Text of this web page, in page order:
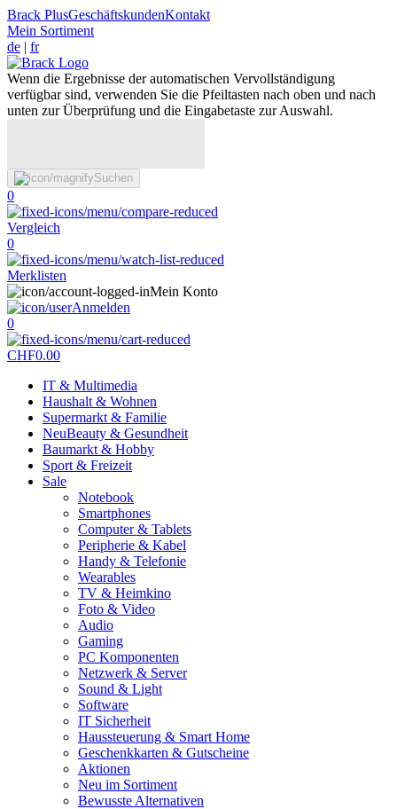
Brack PlusGeschäftskundenKontakt
Mein Sortiment
de | fr
Wenn die Ergebnisse der automatischen Vervollständigung
verfügbar sind, verwenden Sie die Pfeiltasten nach oben und nach
unten zur Überprüfung und die Eingabetaste zur Auswahl.
Suchen
0
Vergleich
0
Merklisten
Mein Konto
Anmelden
0
CHF0.00
IT & Multimedia
Haushalt & Wohnen
Supermarkt & Familie
NeuBeauty & Gesundheit
Baumarkt & Hobby
Sport & Freizeit
Sale
Notebook
Smartphones
Computer & Tablets
Peripherie & Kabel
Handy & Telefonie
Wearables
TV & Heimkino
Foto & Video
Audio
Gaming
PC Komponenten
Netzwerk & Server
Sound & Light
Software
IT Sicherheit
Haussteuerung & Smart Home
Geschenkkarten & Gutscheine
Aktionen
Neu im Sortiment
Bewusste Alternativen